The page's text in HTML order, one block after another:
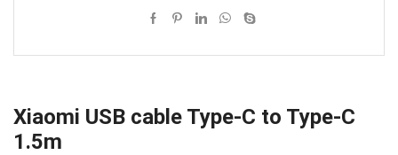
Xiaomi USB cable Type-C to Type-C
1.5m